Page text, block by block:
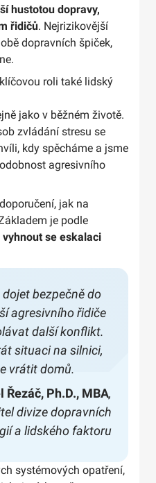
hustotou dopravy,
řidičů. Nejrizikovější
dopravních špiček,
roli také lidský
jako v běžném životě.
zvládání stresu se
kdy spěcháme a jsme
agresivního
jak na
je podle
se eskalaci
bezpečně do
agresivního řidiče
další konflikt.
situaci na silnici,
vrátit domů.
Řezáč, Ph.D., MBA,
divize dopravních
a lidského faktoru
systémových opatření,